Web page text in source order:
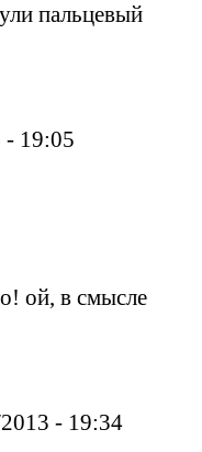
пальцевый
- 19:05
ой, в смысле
- 19:34